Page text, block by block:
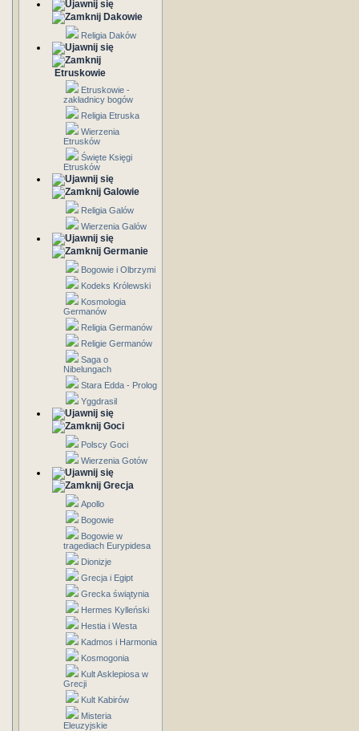
Dakowie
Religia Daków
Etruskowie
Etruskowie -
zakładnicy bogów
Religia Etruska
Wierzenia
Etrusków
Święte Księgi
Etrusków
Galowie
Religia Galów
Wierzenia Galów
Germanie
Bogowie i Olbrzymi
Kodeks Królewski
Kosmologia
Germanów
Religia Germanów
Religie Germanów
Saga o
Nibelungach
Stara Edda - Prolog
Yggdrasil
Goci
Polscy Goci
Wierzenia Gotów
Grecja
Apollo
Bogowie
Bogowie w
tragediach Eurypidesa
Dionizje
Grecja i Egipt
Grecka świątynia
Hermes Kylleński
Hestia i Westa
Kadmos i Harmonia
Kosmogonia
Kult Asklepiosa w
Grecji
Kult Kabirów
Misteria
Eleuzyjskie